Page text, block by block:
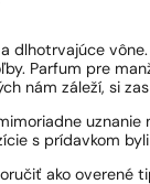
a dlhotrvajúce
Parfum pre
nám záleží, si
s prídavkom
ako overené